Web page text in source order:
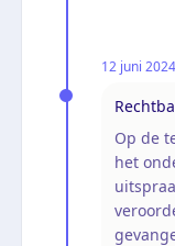
12 juni 2024
Op de
het